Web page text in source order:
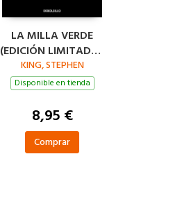
LA MILLA VERDE
(EDICIÓN LIMITADA ·
VERANO)
KING, STEPHEN
Disponible en tienda
8,95 €
Comprar